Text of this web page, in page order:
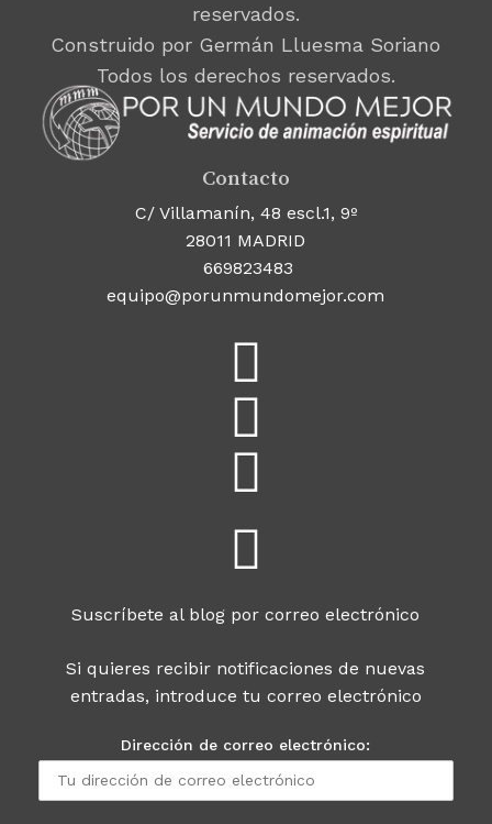
reservados.
Construido por Germán Lluesma Soriano
Todos los derechos reservados.
Contacto
C/ Villamanín, 48 escl.1, 9º
28011 MADRID
669823483
equipo@porunmundomejor.com
Suscríbete al blog por correo electrónico
Si quieres recibir notificaciones de nuevas
entradas, introduce tu correo electrónico
Dirección de correo electrónico: